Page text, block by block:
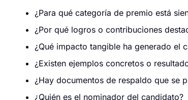
¿Para qué categoría de premio está
¿Por qué logros o contribuciones
¿Qué impacto tangible ha generado el
¿Existen ejemplos concretos o
¿Hay documentos de respaldo que se
¿Quién es el nominador del candidato?